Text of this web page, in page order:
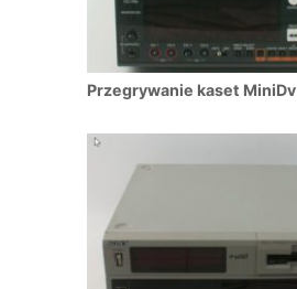
Przegrywanie kaset MiniDv